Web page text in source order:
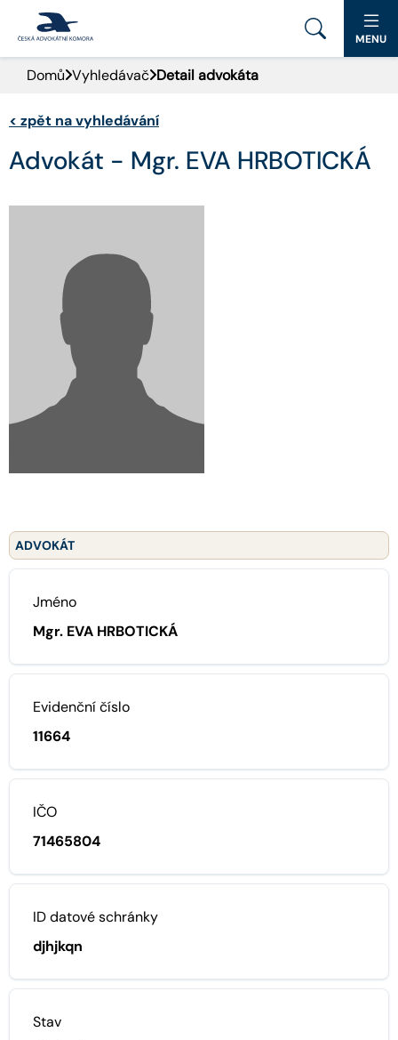
PORTÁL ČAK
DOMŮ
AKTUALITY
PRO VEŘEJNOST
ADVOKÁTNÍ DENÍK
9. SNĚM
KONTAKT
MENU
Domů Vyhledávač Detail advokáta
< zpět na vyhledávání
Advokát - Mgr. EVA HRBOTICKÁ
ADVOKÁT
Jméno
Mgr. EVA HRBOTICKÁ
Evidenční číslo
11664
IČO
71465804
ID datové schránky
djhjkqn
Stav